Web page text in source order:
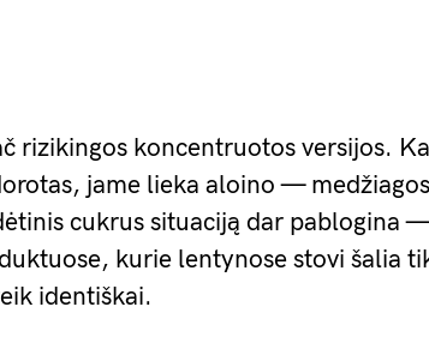
rizikingos koncentruotos versijos.
jame lieka aloino —
cukrus situaciją dar pablogina
kurie lentynose stovi šalia
identiškai.